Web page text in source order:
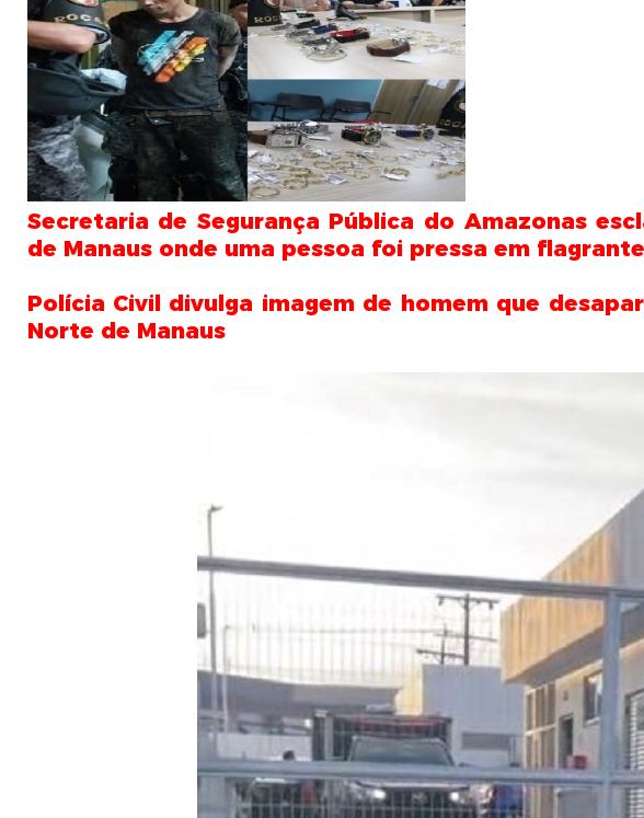
Secretaria de Segurança Pública do Amazonas
de Manaus onde uma pessoa foi pressa em flagrante
Polícia Civil divulga imagem de homem que
Norte de Manaus